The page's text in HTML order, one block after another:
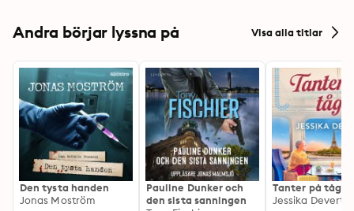
Andra börjar lyssna på Visa alla titlar
Den tysta handen
Jonas Moström
Pauline Dunker och
den sista sanningen
Tanter på tåg
Jessika Devert